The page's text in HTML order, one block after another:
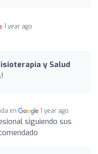
1 year ago
y Salud
en 1 year ago
siguiendo sus